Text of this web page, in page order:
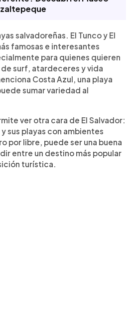
salvadoreñas. El Tunco y El
famosas e interesantes
para quienes quieren
surf, atardeceres y vida
Costa Azul, una playa
sumar variedad al
ver otra cara de El Salvador:
sus playas con ambientes
por libre, puede ser una buena
entre un destino más popular
turística.